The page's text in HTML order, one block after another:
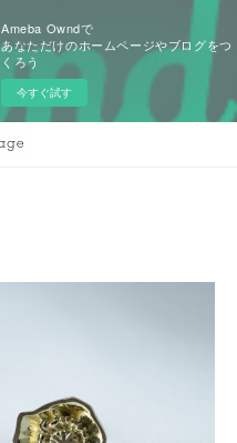
Ameba Owndで
あなただけのホームページやブログをつ
くろう
今すぐ試す